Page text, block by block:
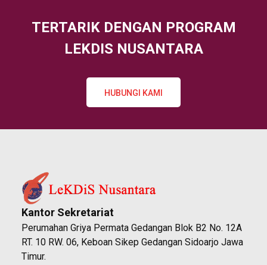
TERTARIK DENGAN PROGRAM
LEKDIS NUSANTARA
HUBUNGI KAMI
Kantor Sekretariat
Perumahan Griya Permata Gedangan Blok B2 No. 12A
RT. 10 RW. 06, Keboan Sikep Gedangan Sidoarjo Jawa
Timur.